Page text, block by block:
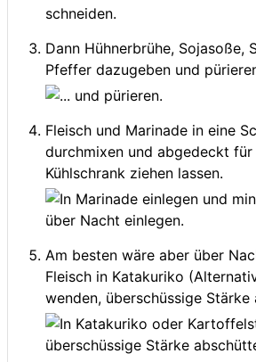
Dann Hühnerbrühe, Sojasoße,
Pfeffer dazugeben und
Fleisch und Marinade in eine
durchmixen und abgedeckt für
Kühlschrank ziehen lassen.
Am besten wäre aber über
Fleisch in Katakuriko
wenden, überschüssige Stärke